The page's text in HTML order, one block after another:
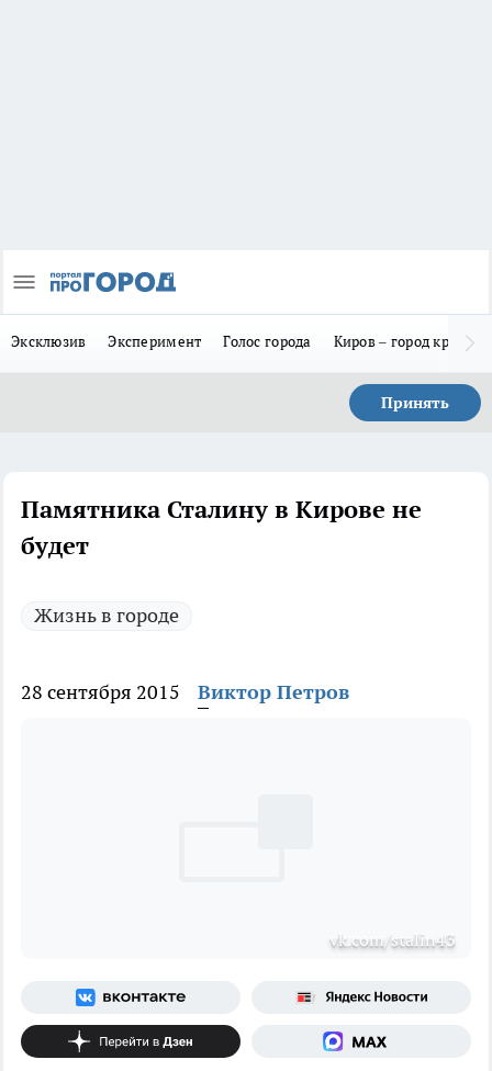
Эксклюзив Эксперимент Голос города Киров – город
Принять
Памятника Сталину в Кирове не
будет
Жизнь в городе
28 сентября 2015 Виктор Петров
vk.com/stalin43